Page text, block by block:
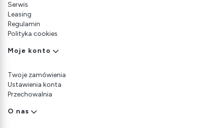
Serwis
Leasing
Regulamin
Polityka cookies
Moje konto
Twoje zamówienia
Ustawienia konta
Przechowalnia
O nas